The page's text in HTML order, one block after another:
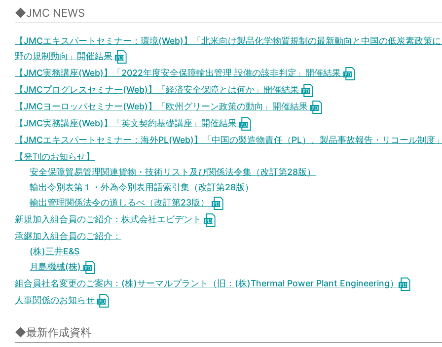
◆JMC NEWS
【JMCエキスパートセミナー：環境(Web)】「北米向け製品化学物質規制の最新動向と中国の低炭素政策
野の規制動向」開催結果
【JMC実務講座(Web)】「2022年度安全保障輸出管理 設備の該非判定」開催結果
【JMCプログレスセミナー(Web)】「経済安全保障とは何か」開催結果
【JMCヨーロッパセミナー(Web)】「欧州グリーン政策の動向」開催結果
【JMC実務講座(Web)】「英文契約基礎講座」開催結果
【JMCエキスパートセミナー：海外PL(Web)】「中国の製造物責任（PL）、製品事故報告・リコール制度
【発刊のお知らせ】
安全保障貿易管理関連貨物・技術リスト及び関係法令集（改訂第28版）
輸出令別表第１・外為令別表用語索引集（改訂第28版）
輸出管理関係法令の道しるべ（改訂第23版）
新規加入組合員のご紹介：株式会社エビデント
承継加入組合員のご紹介：
(株)三井E&S
月島機械(株)
組合員社名変更のご案内：(株)サーマルプラント（旧：(株)Thermal Power Plant Engineering）
人事関係のお知らせ
◆最新作成資料